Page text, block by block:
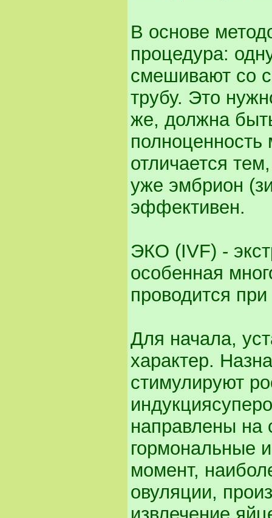
В основе
процедура:
смешивают со
трубу. Это
же, должна
отличается
уже эмбрион
эффективен.
ЭКО (IVF) -
особенная
проводится
Для начала,
характер.
стимулируют
направлены на
гормональные
момент,
овуляции,